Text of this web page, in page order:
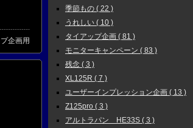
企画用
季節もの ( 22 )
うれしい ( 10 )
タイアップ企画 ( 81 )
モニターキャンペーン ( 83 )
残念 ( 3 )
XL125R ( 7 )
ユーザーインプレッション企画 ( 13 )
Z125pro ( 3 )
アルトラパン HE33S ( 3 )